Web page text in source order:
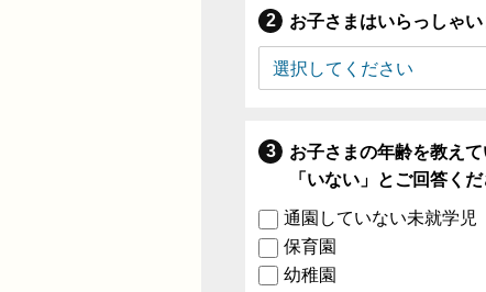
お子さまはいらっしゃい
お子さまの年齢を教え
「いない」とご回答くだ
通園していない未就学児
保育園
幼稚園